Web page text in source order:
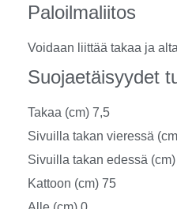
Paloilmaliitos
Voidaan liittää takaa ja
Suojaetäisyydet
Takaa (cm) 7,5
Sivuilla takan vieressä
Sivuilla takan edessä
Kattoon (cm) 75